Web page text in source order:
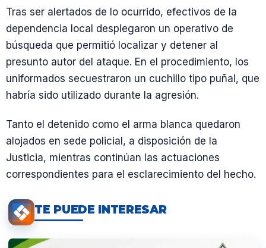
Tras ser alertados de lo ocurrido, efectivos de la
dependencia local desplegaron un operativo de
búsqueda que permitió localizar y detener al
presunto autor del ataque. En el procedimiento, los
uniformados secuestraron un cuchillo tipo puñal, que
habría sido utilizado durante la agresión.
Tanto el detenido como el arma blanca quedaron
alojados en sede policial, a disposición de la
Justicia, mientras continúan las actuaciones
correspondientes para el esclarecimiento del hecho.
TE PUEDE INTERESAR